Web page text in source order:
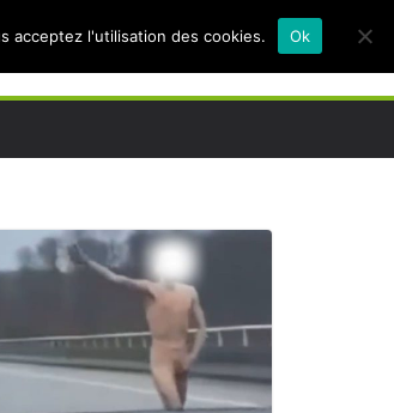
acceptez l'utilisation des cookies. Ok